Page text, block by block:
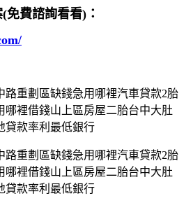
費諮詢看看)：
路重劃區缺錢急用哪裡汽車貸款2胎
哪裡借錢山上區房屋二胎台中大肚
貸款率利最低銀行
路重劃區缺錢急用哪裡汽車貸款2胎
哪裡借錢山上區房屋二胎台中大肚
貸款率利最低銀行